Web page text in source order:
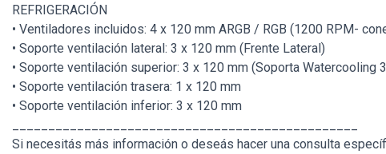
REFRIGERACIÓN
• Ventiladores incluidos: 4 x 120 mm ARGB / RGB (1200 RPM-
• Soporte ventilación lateral: 3 x 120 mm (Frente Lateral)
• Soporte ventilación superior: 3 x 120 mm (Soporta Watercooling
• Soporte ventilación trasera: 1 x 120 mm
• Soporte ventilación inferior: 3 x 120 mm
Si necesitás más información o deseás hacer una consulta